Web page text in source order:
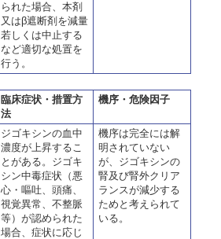
られた場合、本剤
又はβ遮断剤を減量
若しくは中止する
など適切な処置を
行う。
臨床症状・措置方
法
機序・危険因子
ジゴキシンの血中
濃度が上昇するこ
とがある。ジゴキ
シン中毒症状（悪
心・嘔吐、頭痛、
視覚異常、不整脈
等）が認められた
場合、症状に応じ
機序は完全には解
明されていない
が、ジゴキシンの
腎及び腎外クリア
ランスが減少する
ためと考えられて
いる。